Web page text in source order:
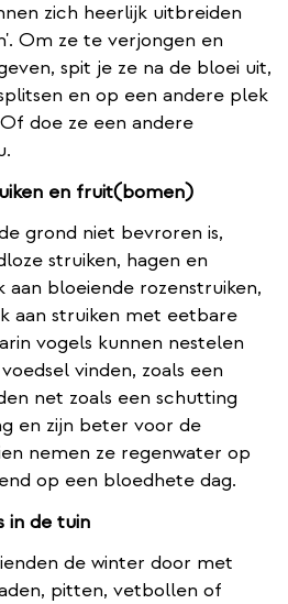
zich heerlijk uitbreiden
Om ze te verjongen en
spit je ze na de bloei uit,
en op een andere plek
doe ze een andere
en fruit(bomen)
grond niet bevroren is,
struiken, hagen en
bloeiende rozenstruiken,
aan struiken met eetbare
vogels kunnen nestelen
vinden, zoals een
net zoals een schutting
en zijn beter voor de
nemen ze regenwater op
op een bloedhete dag.
in de tuin
de winter door met
pitten, vetbollen of